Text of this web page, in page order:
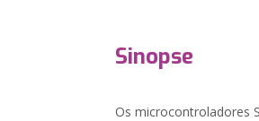
Sinopse
Os microcontroladores